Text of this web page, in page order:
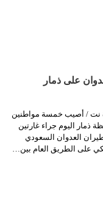
على ذمار
نت / أصيب خمسة مواطنين
ذمار اليوم جراء غارتين
العدوان السعودي
على الطريق العام بين…